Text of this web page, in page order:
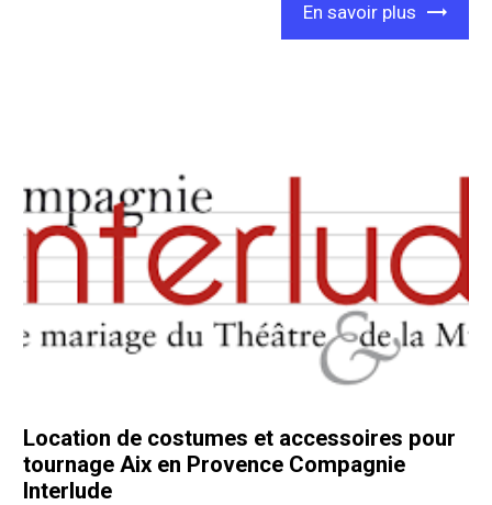
En savoir plus
Location de costumes et accessoires pour
tournage Aix en Provence Compagnie
Interlude